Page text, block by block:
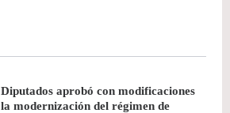
Diputados aprobó con modificaciones
la modernización del régimen de